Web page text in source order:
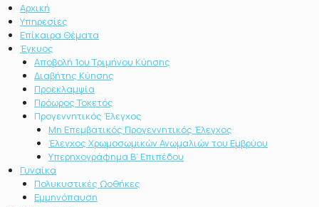
Αρχική
Υπηρεσίες
Επίκαιρα Θέματα
Έγκυος
Αποβολή 1ου Τριμήνου Κύησης
Διαβήτης Κύησης
Προεκλαμψία
Πρόωρος Τοκετός
Προγεννητικός Έλεγχος
Μη Επεμβατικός Προγεννητικός Έλεγχος
Έλεγχος Χρωμοσωμικών Ανωμαλιών του Εμβρύου
Υπερηχογράφημα Β’ Επιπέδου
Γυναίκα
Πολυκυστικές Ωοθήκες
Εμμηνόπαυση